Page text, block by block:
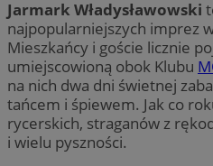
Jarmark Władysławowski
najpopularniejszych imprez
Mieszkańcy i goście licznie
umiejscowioną obok Klubu
na nich dwa dni świetnej
tańcem i śpiewem. Jak co
rycerskich, straganów z
i wielu pyszności.